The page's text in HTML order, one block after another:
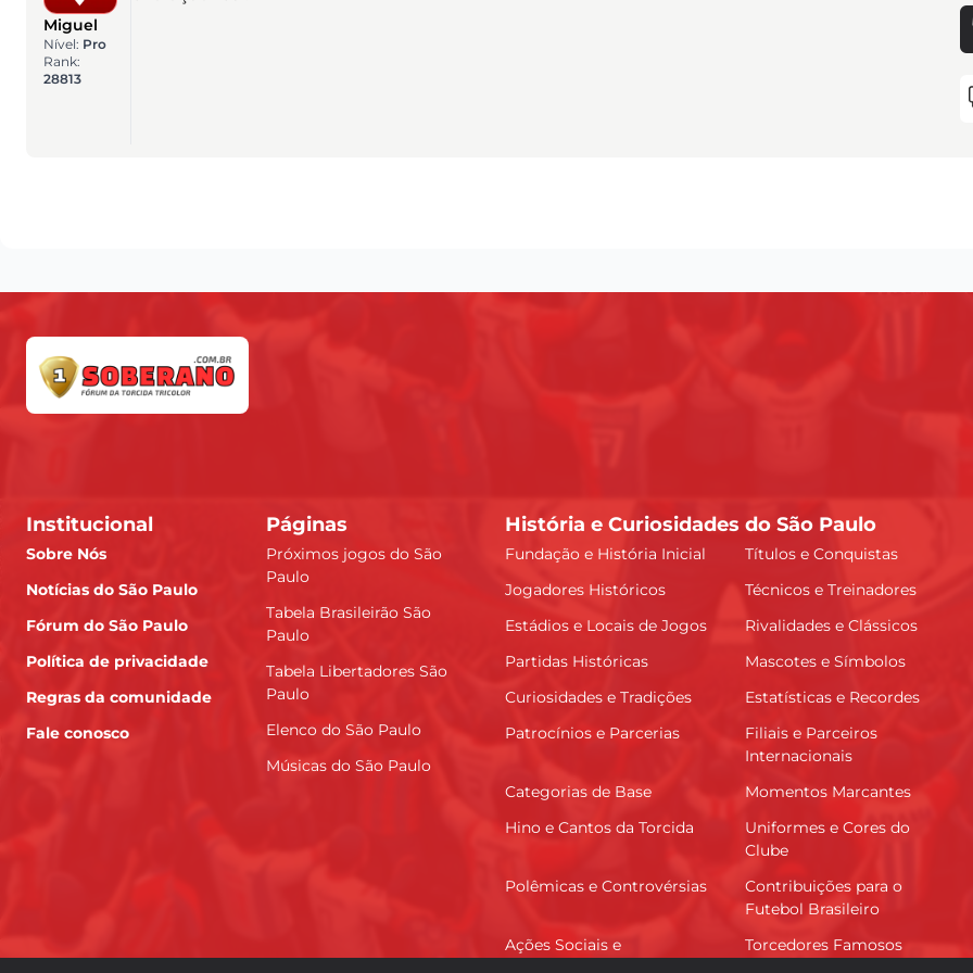
Miguel
Nível: Pro
Rank:
28813
Institucional
Sobre Nós
Notícias do São Paulo
Fórum do São Paulo
Política de privacidade
Regras da comunidade
Fale conosco
Páginas
Próximos jogos do São
Paulo
Tabela Brasileirão São
Paulo
Tabela Libertadores São
Paulo
Elenco do São Paulo
Músicas do São Paulo
História e Curiosidades do São Paulo
Fundação e História Inicial
Títulos e Conquistas
Jogadores Históricos
Técnicos e Treinadores
Estádios e Locais de Jogos
Rivalidades e Clássicos
Partidas Históricas
Mascotes e Símbolos
Curiosidades e Tradições
Estatísticas e Recordes
Patrocínios e Parcerias
Filiais e Parceiros
Internacionais
Categorias de Base
Momentos Marcantes
Hino e Cantos da Torcida
Uniformes e Cores do
Clube
Polêmicas e Controvérsias
Contribuições para o
Futebol Brasileiro
Ações Sociais e
Torcedores Famosos